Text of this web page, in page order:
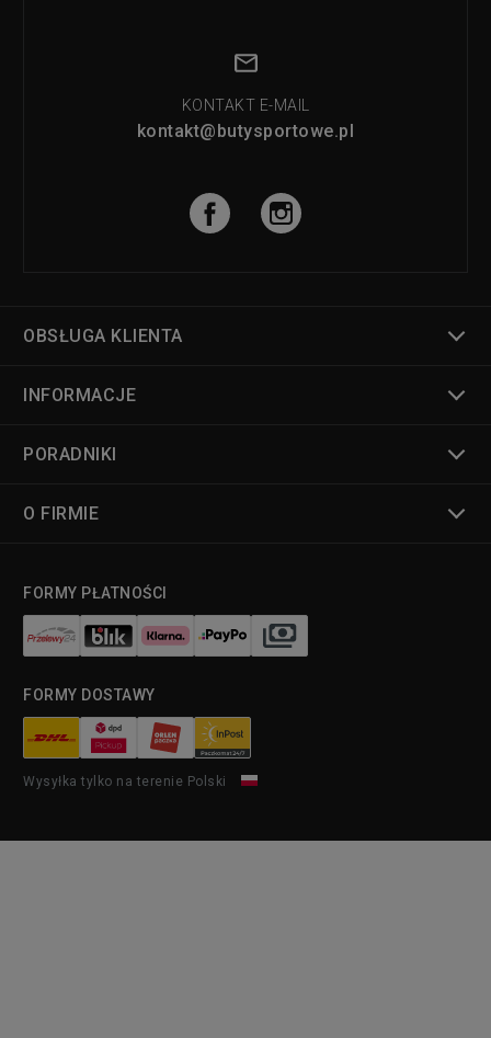
KONTAKT E-MAIL
kontakt@butysportowe.pl
OBSŁUGA KLIENTA
INFORMACJE
PORADNIKI
O FIRMIE
FORMY PŁATNOŚCI
FORMY DOSTAWY
Wysyłka tylko na terenie Polski